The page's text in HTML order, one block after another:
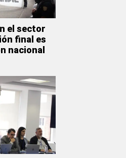
el sector
final es
nacional